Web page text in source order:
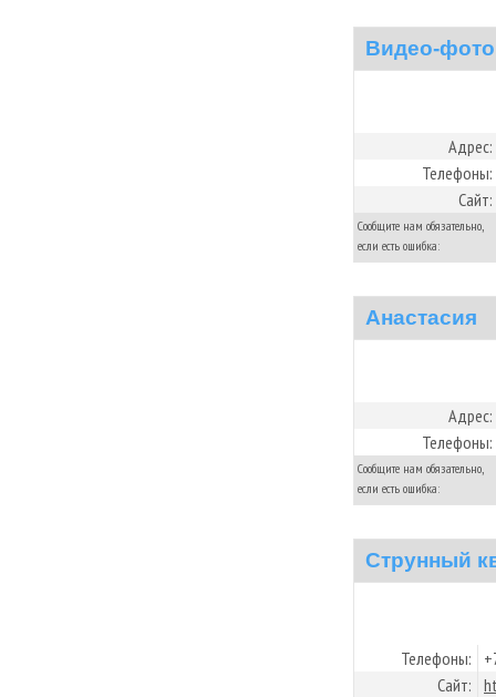
Видео-
Адрес:
Телефоны:
Сайт:
Сообщите нам обязательно,
если есть ошибка:
Анастасия
Адрес:
Телефоны:
Сообщите нам обязательно,
если есть ошибка:
Струнный
Телефоны:
Сайт: